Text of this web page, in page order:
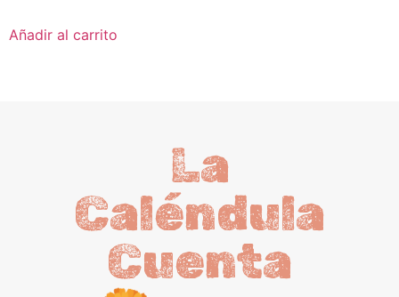
Añadir al carrito
La
Caléndula
Cuenta